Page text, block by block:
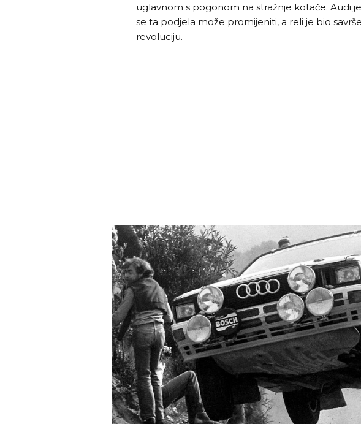
uglavnom s pogonom na stražnje kotače. Audi
se ta podjela može promijeniti, a reli je bio
revoluciju.